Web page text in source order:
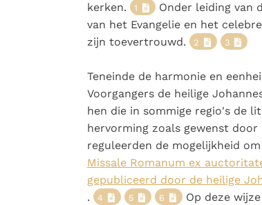
Gebruiksvoorwaarden
koninkrijk te
herkennen
groeit stilletjes
liefde, niet door
dwang
De mystiek. De
mystieke
heiligheid
kerken.
1
Onder leiding van
van het Evangelie en het
zijn toevertrouwd.
2 3
Teneinde de harmonie en
Voorgangers de heilige
hen die in sommige regio's de
hervorming zoals gewenst door
reguleerden de mogelijkheid
Missale Romanum ex
gepubliceerd door de heilige
.
4 5 6
Op deze